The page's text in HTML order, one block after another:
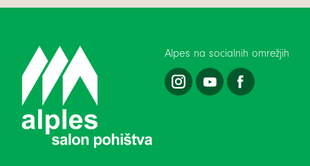
Alpes na socialnih omrežjih